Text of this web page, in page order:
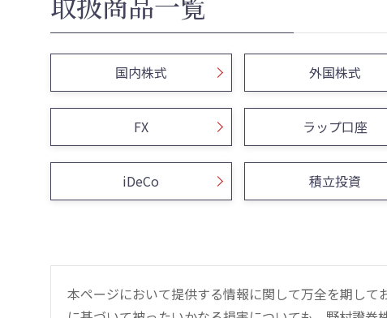
国内株式 外国株式
FX ラップ口座
iDeCo 積立投資
本ページにおいて提供する情報に関して万全を期し